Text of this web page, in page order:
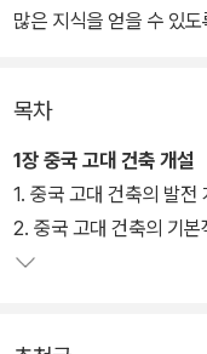
많은 지식을 얻을 수 있
총 6장과 부록으로 구성
내용이다. 1장 ‘중국 고대
한 개설로, 중국 고대 건
의 특징과 유형을 요약하
의 특징’에서는 『영조법
목차
1장 중국 고대 건축 개설
1. 중국 고대 건축의 발전
2. 중국 고대 건축의 기본